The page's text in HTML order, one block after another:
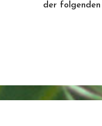
der folgenden